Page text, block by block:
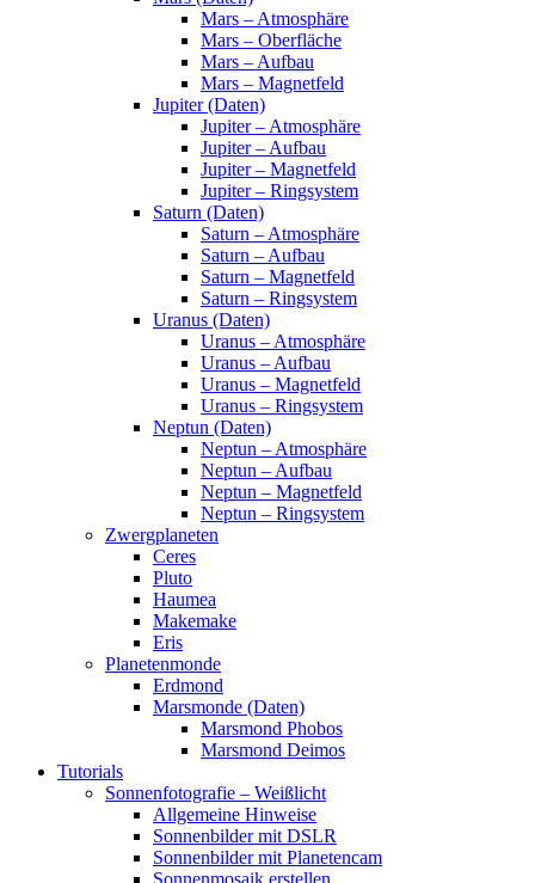
Mars – Atmosphäre
Mars – Oberfläche
Mars – Aufbau
Mars – Magnetfeld
Jupiter (Daten)
Jupiter – Atmosphäre
Jupiter – Aufbau
Jupiter – Magnetfeld
Jupiter – Ringsystem
Saturn (Daten)
Saturn – Atmosphäre
Saturn – Aufbau
Saturn – Magnetfeld
Saturn – Ringsystem
Uranus (Daten)
Uranus – Atmosphäre
Uranus – Aufbau
Uranus – Magnetfeld
Uranus – Ringsystem
Neptun (Daten)
Neptun – Atmosphäre
Neptun – Aufbau
Neptun – Magnetfeld
Neptun – Ringsystem
Zwergplaneten
Ceres
Pluto
Haumea
Makemake
Eris
Planetenmonde
Erdmond
Marsmonde (Daten)
Marsmond Phobos
Marsmond Deimos
Tutorials
Sonnenfotografie – Weißlicht
Allgemeine Hinweise
Sonnenbilder mit DSLR
Sonnenbilder mit Planetencam
Sonnenmosaik erstellen